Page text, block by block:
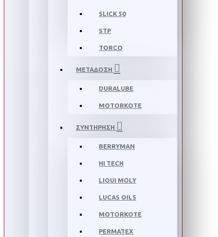
SLICK 50
STP
TORCO
ΜΕΤΑΔΟΣΗ
DURALUBE
MOTORKOTE
ΣΥΝΤΗΡΗΣΗ
BERRYMAN
HI TECH
LIQUI MOLY
LUCAS OILS
MOTORKOTE
PERMATEX